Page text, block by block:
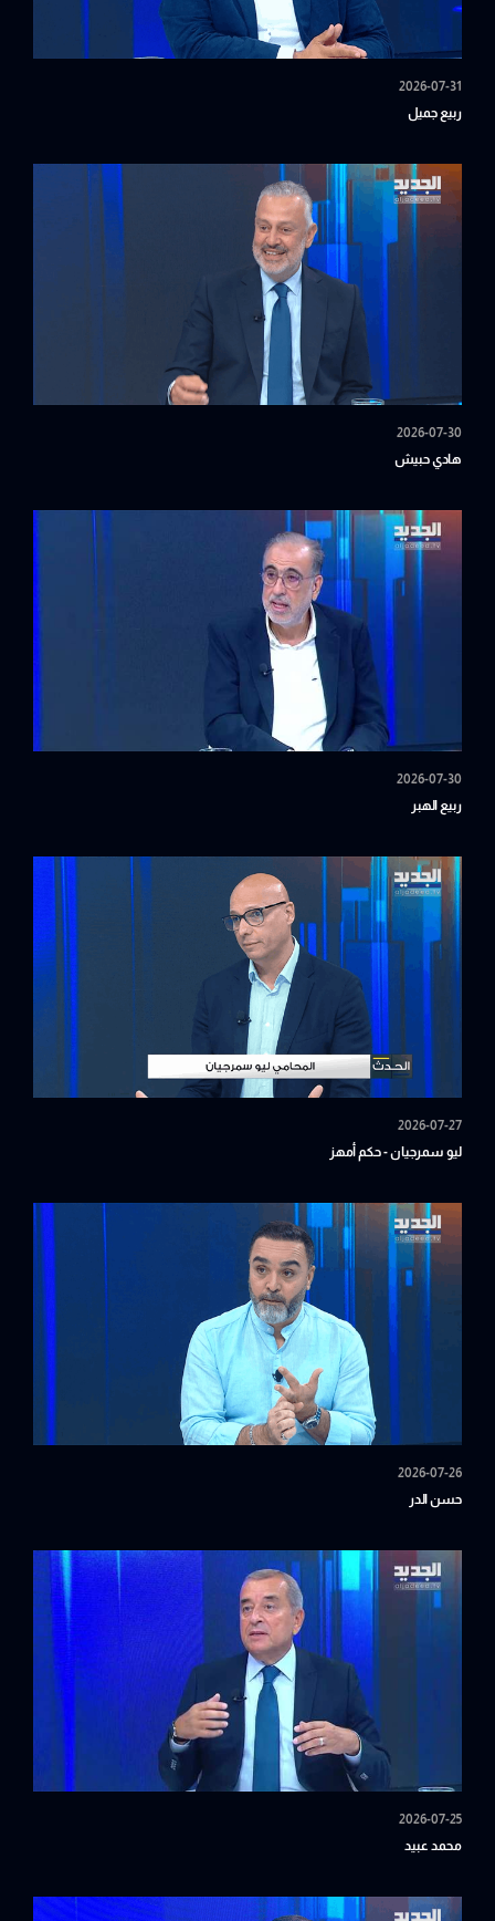
2026-07-31
ربيع جميل
2026-07-30
هادي حبيش
2026-07-30
ربيع الهبر
2026-07-27
ليو سمرجيان - حكم أمهز
2026-07-26
حسن الدر
2026-07-25
محمد عبيد